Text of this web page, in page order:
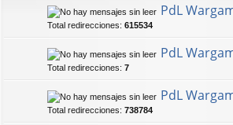
PdL
Total redirecciones: 615534
PdL
Total redirecciones: 7
PdL
Total redirecciones: 738784